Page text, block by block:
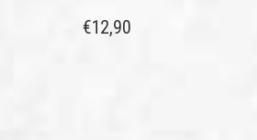
€12,90